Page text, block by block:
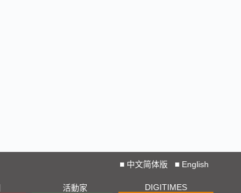
■ 中文简体版 ■ English
活動家 DIGITIMES